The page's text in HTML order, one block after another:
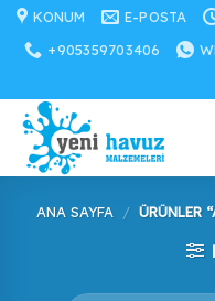
İçeriğe
atla
KONUM E-POSTA
+905359703406
ANA SAYFA / ÜRÜNLER